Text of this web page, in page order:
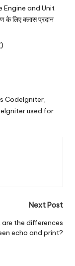
and Unit
के लिए क्लास प्रदान
CodeIgniter,
used for
Next Post
the differences
echo and print?